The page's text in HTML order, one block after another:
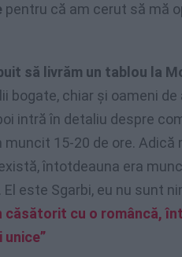
pentru că am cerut să mă
să livrăm un tablou la
bogate, chiar și oameni
intră în detaliu despre
muncit 15-20 de ore. Adică
întotdeauna era
este Sgarbi, eu nu sunt
căsătorit cu o româncă,
unice”